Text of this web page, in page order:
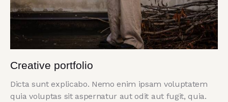
Creative portfolio
Dicta sunt explicabo. Nemo enim ipsam voluptatem
quia voluptas sit aspernatur aut odit aut fugit, quia.